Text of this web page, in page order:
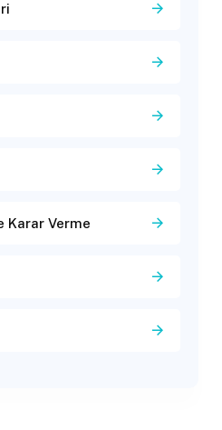
Karar Verme